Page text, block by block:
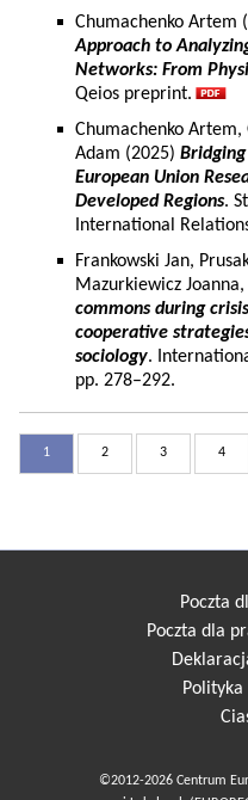
Chumachenko Artem
Approach to
Networks: From
Qeios preprint.
Chumachenko Artem,
Adam (2025) Bridging
European Union
Developed Regions.
International
Frankowski Jan,
Mazurkiewicz
commons during
cooperative
sociology.
pp. 278–292.
1 2 3 4
Poczta
Poczta dla
©2012-2026 Centrum